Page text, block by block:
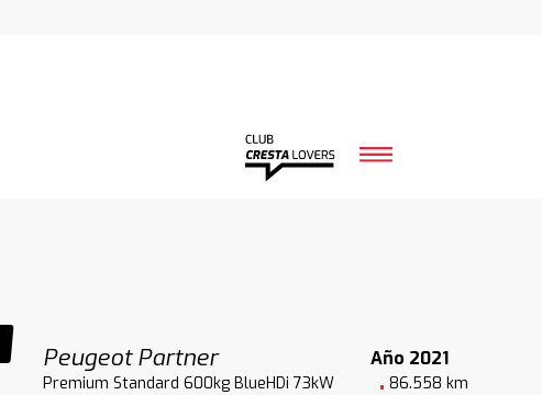
Peugeot Partner
Año 2021
Premium Standard 600kg BlueHDi 73kW
86.558 km